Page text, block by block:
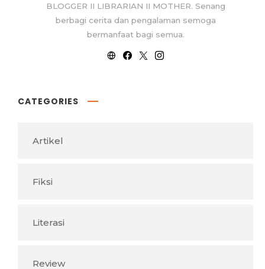
BLOGGER II LIBRARIAN II MOTHER. Senang
berbagi cerita dan pengalaman semoga
bermanfaat bagi semua.
CATEGORIES
Artikel
Fiksi
Literasi
Review